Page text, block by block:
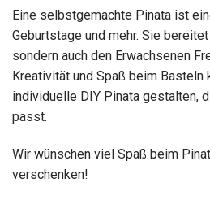
Eine selbstgemachte Pinata ist
Geburtstage und mehr. Sie
sondern auch den Erwachsenen
Kreativität und Spaß beim Basteln
individuelle DIY Pinata gestalten,
passt.
Wir wünschen viel Spaß beim
verschenken!